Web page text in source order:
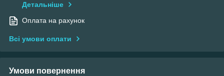
Детальніше
Оплата на рахунок
Всі умови оплати
Умови повернення